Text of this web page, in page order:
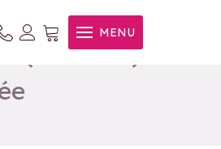
MENU
203, standing
(niveau 2) 184